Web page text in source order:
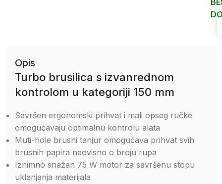
Opis
Turbo brusilica s izvanrednom
kontrolom u kategoriji 150 mm
Savršen ergonomski prihvat i mali opseg ručke
omogućavaju optimalnu kontrolu alata
Muti-hole brusni tanjur omogućava prihvat svih
brusnih papira neovisno o broju rupa
Iznimno snažan 75 W motor za savršenu stopu
uklanjanja materijala